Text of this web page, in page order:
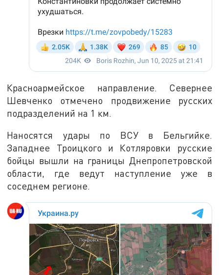
Красноармейское направление. Севернее
Шевченко отмечено продвижение русских
подразделений на 1 км.
Наносятся удары по ВСУ в Бельгийке.
Западнее Троицкого и Котляровки русские
бойцы вышли на границы Днепропетровской
области, где ведут наступление уже в
соседнем регионе.